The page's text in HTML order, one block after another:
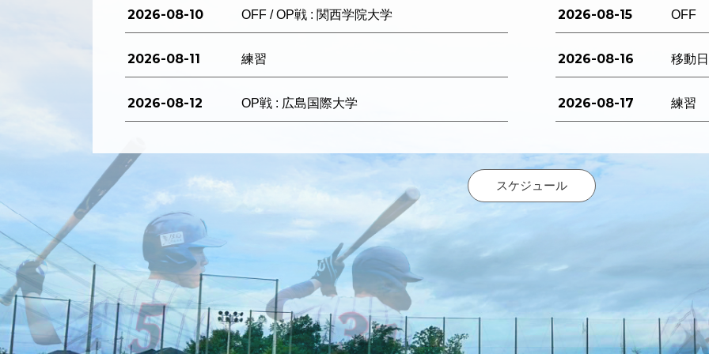
2026-08-10 OFF / OP戦 : 関西学院大学
2026-08-11 練習
2026-08-12 OP戦 : 広島国際大学
2026-08-15 OFF
2026-08-16 移動日
2026-08-17 練習
スケジュール